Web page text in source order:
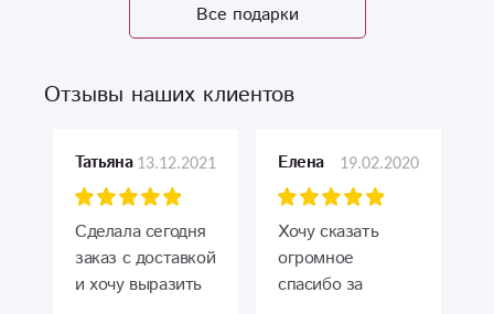
Все подарки
Отзывы наших клиентов
Татьяна 13.12.2021
Сделала сегодня
заказ с доставкой
и хочу выразить
Елена 19.02.2020
Хочу сказать
огромное
спасибо за